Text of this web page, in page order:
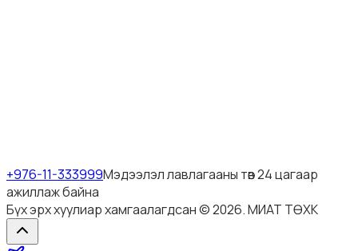
+976-11-333999Мэдээлэл лавлагааны төв 24 цагаар
ажиллаж байна
Бүх эрх хуулиар хамгаалагдсан © 2026. МИАТ ТӨХК